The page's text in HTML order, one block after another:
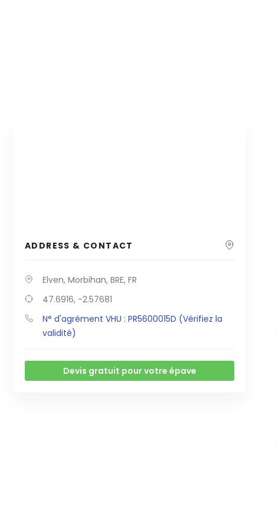
ADDRESS & CONTACT
Elven, Morbihan, BRE, FR
47.6916, -2.57681
N° d'agrément VHU : PR5600015D (Vérifiez la
validité)
Devis gratuit pour votre épave